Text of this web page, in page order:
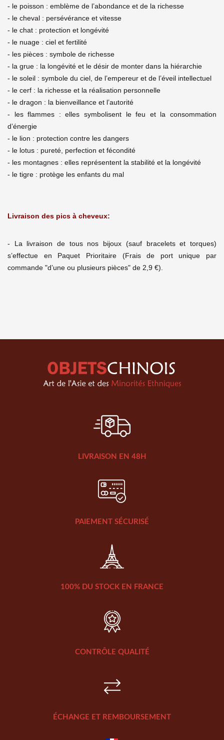
- le poisson : emblème de l’abondance et de la richesse
- le cheval : persévérance et vitesse
- le chat : protection et longévité
- le nuage : ciel et fertilité
- les pièces : symbole de richesse
- la grue : la longévité et le désir de monter dans la hiérarchie
- le soleil : symbole du ciel, de l’empereur et de l’éveil intellectuel
- le cerf : la richesse et la réalisation personnelle
- le dragon : la bienveillance et l’autorité
- les flammes : elles symbolisent le feu et la consommation
d’énergie
- le lion : protection contre les dangers
- le lotus : pureté, perfection et fécondité
- les montagnes : elles représentent la stabilité et la longévité
- le tigre : protège les enfants du mal
Livraison des pics à cheveux:
- La livraison de tous nos bijoux (sauf bracelets et torques)
s’effectue en Paquet Prioritaire (Frais de port unique par
commande "d’une ou plusieurs pièces" de 2,9 €).
LIVRAISON EN 48H
PAIEMENT SÉCURISÉ
100% DU STOCK EN FRANCE
CONTRÔLE QUALITÉ
ÉCHANGE ET REMBOURSEMENT